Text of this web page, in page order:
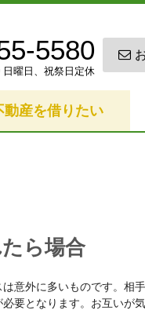
5580
曜日、祝祭日定休
動産を借りたい
ら場合
意外に多いものです。相
要となります。お互いが